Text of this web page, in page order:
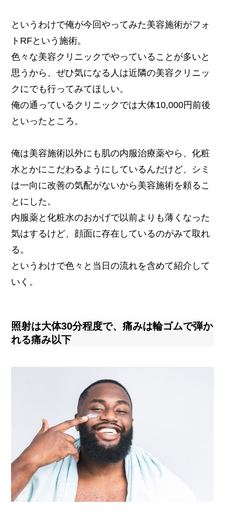
というわけで俺が今回やってみた美容施術がフォ
トRFという施術。
色々な美容クリニックでやっていることが多いと
思うから、ぜひ気になる人は近隣の美容クリニッ
クにでも行ってみてほしい。
俺の通っているクリニックでは大体10,000円前後
といったところ。
俺は美容施術以外にも肌の内服治療薬やら、化粧
水とかにこだわるようにしているんだけど、シミ
は一向に改善の気配がないから美容施術を頼るこ
とにした。
内服薬と化粧水のおかげで以前よりも薄くなった
気はするけど、顔面に存在しているのがみて取れ
る。
というわけで色々と当日の流れを含めて紹介して
いく。
照射は大体30分程度で、痛みは輪ゴムで弾か
れる痛み以下